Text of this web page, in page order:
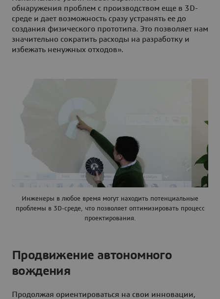
обнаружения проблем с производством еще в 3D-
среде и дает возможность сразу устранять ее до
создания физического прототипа. Это позволяет нам
значительно сократить расходы на разработку и
избежать ненужных отходов».
Инженеры в любое время могут находить потенциальные
проблемы в 3D-среде, что позволяет оптимизировать процесс
проектирования.
Продвижение автономного
вождения
Продолжая ориентироваться на свои инновации,